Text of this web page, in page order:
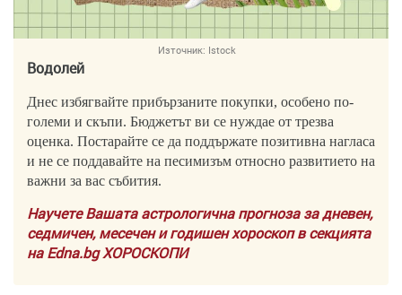
Източник: Istock
Водолей
Днес избягвайте прибързаните покупки, особено по-
големи и скъпи. Бюджетът ви се нуждае от трезва
оценка. Постарайте се да поддържате позитивна нагласа
и не се поддавайте на песимизъм относно развитието на
важни за вас събития.
Научете Вашата астрологична прогноза за дневен,
седмичен, месечен и годишен хороскоп в секцията
на Edna.bg ХОРОСКОПИ